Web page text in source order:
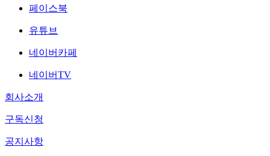
페이스북
유튜브
네이버카페
네이버TV
회사소개
구독신청
공지사항